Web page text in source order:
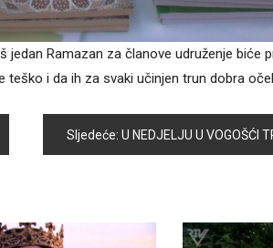
Ramazan za članove udruženje biće
i da ih za svaki učinjen trun dobra
Sljedeće: U NEDJELJU U VOGOŠĆI TRADICIONALNI “RAMAZANSKI